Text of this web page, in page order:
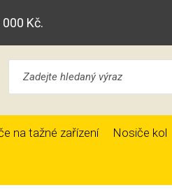
Kč.
na tažné zařízení Nosiče kol